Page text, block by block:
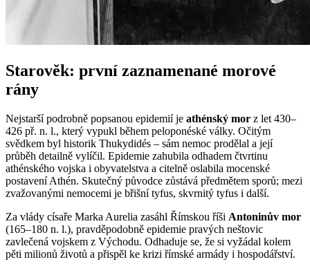
Starověk: první zaznamenané morové
rány
Nejstarší podrobně popsanou epidemií je athénský mor z let 430–
426 př. n. l., který vypukl během peloponéské války. Očitým
svědkem byl historik Thukydidés – sám nemoc prodělal a její
průběh detailně vylíčil. Epidemie zahubila odhadem čtvrtinu
athénského vojska i obyvatelstva a citelně oslabila mocenské
postavení Athén. Skutečný původce zůstává předmětem sporů; mezi
zvažovanými nemocemi je břišní tyfus, skvrnitý tyfus i další.
Za vlády císaře Marka Aurelia zasáhl Římskou říši Antoninův mor
(165–180 n. l.), pravděpodobně epidemie pravých neštovic
zavlečená vojskem z Východu. Odhaduje se, že si vyžádal kolem
pěti milionů životů a přispěl ke krizi římské armády i hospodářství.